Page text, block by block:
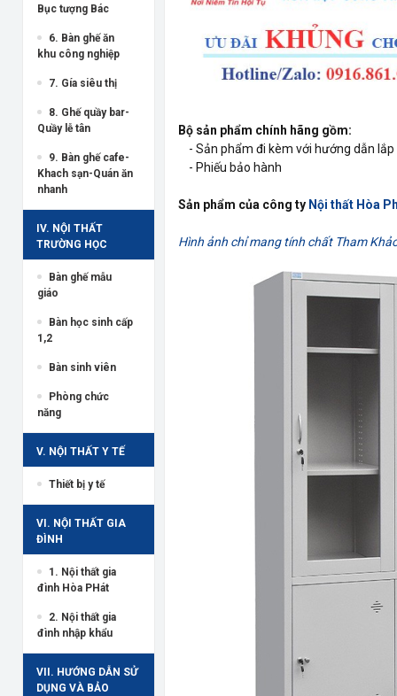
Bục tượng Bác
6. Bàn ghế ăn
khu công nghiệp
7. Gía siêu thị
8. Ghế quầy bar-
Quầy lễ tân
9. Bàn ghế cafe-
Khach sạn-Quán ăn
nhanh
IV. NỘI THẤT
TRƯỜNG HỌC
Bàn ghế mẫu
giáo
Bàn học sinh cấp
1,2
Bàn sinh viên
Phòng chức
năng
V. NỘI THẤT Y TẾ
Thiết bị y tế
VI. NỘI THẤT GIA
ĐÌNH
1. Nội thất gia
đình Hòa PHát
2. Nội thất gia
đình nhập khẩu
VII. HƯỚNG DẪN SỬ
DỤNG VÀ BẢO
Bộ sản phẩm chính hãng gồm:
- Sản phẩm đi kèm với hướng dẫn lắp
- Phiếu bảo hành
Sản phẩm của công ty Nội thất Hòa
Hình ảnh chỉ mang tính chất Tham